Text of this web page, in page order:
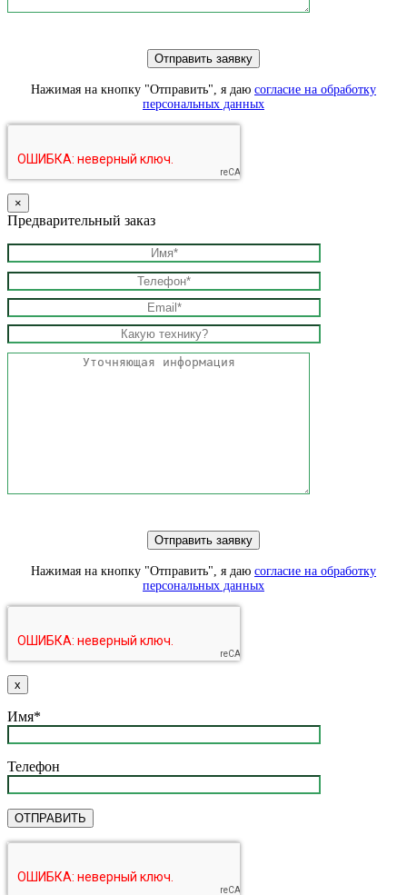
Нажимая на кнопку "Отправить", я даю согласие на обработку
персональных данных
×
Предварительный заказ
Нажимая на кнопку "Отправить", я даю согласие на обработку
персональных данных
х
Имя*
Телефон